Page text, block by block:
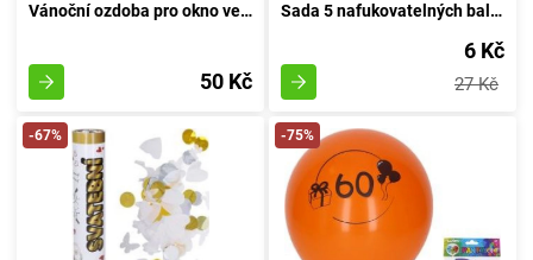
Vánoční ozdoba pro okno velikosti 41x29 cm
50 Kč
Sada 5 nafukovatelných balónků o průměru 30 cm, s motivem číslo 18
6 Kč
27 Kč
-67% -75%